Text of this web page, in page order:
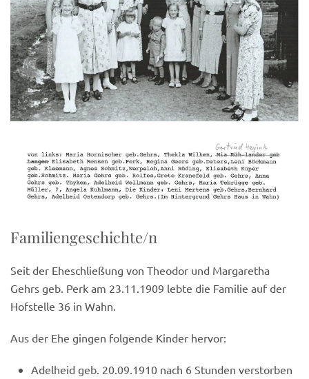
Familiengeschichte/n
Seit der Eheschließung von Theodor und Margaretha
Gehrs geb. Perk am 23.11.1909 lebte die Familie auf der
Hofstelle 36 in Wahn.
Aus der Ehe gingen folgende Kinder hervor:
Adelheid geb. 20.09.1910 nach 6 Stunden verstorben